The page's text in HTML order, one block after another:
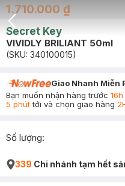
Back Icon
1.710.000 ₫
Secret Key
VIVIDLY BRILIANT 50ml
(SKU: 340100015)
Giao Nhanh Miễn
Bạn muốn nhận hàng trước 16h
5 phúttới và chọn giao hàng
Số lượng:
339 Chi nhánh tạm hết